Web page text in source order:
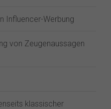
Influencer-Werbung
von Zeugenaussagen
klassischer